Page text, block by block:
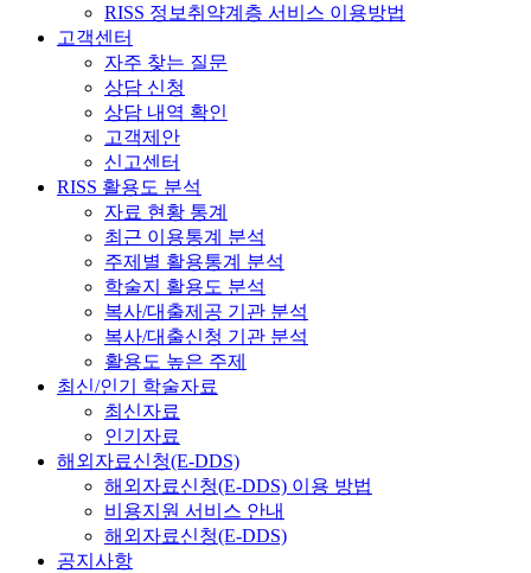
RISS 정보취약계층 서비스 이용방법
고객센터
자주 찾는 질문
상담 신청
상담 내역 확인
고객제안
신고센터
RISS 활용도 분석
자료 현황 통계
최근 이용통계 분석
주제별 활용통계 분석
학술지 활용도 분석
복사/대출제공 기관 분석
복사/대출신청 기관 분석
활용도 높은 주제
최신/인기 학술자료
최신자료
인기자료
해외자료신청(E-DDS)
해외자료신청(E-DDS) 이용 방법
비용지원 서비스 안내
해외자료신청(E-DDS)
공지사항